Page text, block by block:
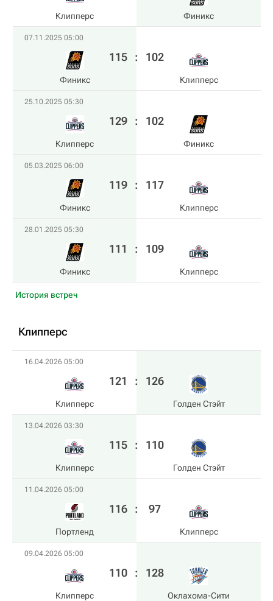
Клипперс Финикс
07.11.2025 05:00
Финикс
115 : 102
Клипперс
25.10.2025 05:30
Клипперс
129 : 102
Финикс
05.03.2025 06:00
Финикс
119 : 117
Клипперс
28.01.2025 05:30
Финикс
111 : 109
Клипперс
История встреч
Клипперс
16.04.2026 05:00
Клипперс
121 : 126
Голден Стэйт
13.04.2026 03:30
Клипперс
115 : 110
Голден Стэйт
11.04.2026 05:00
Портленд
116 : 97
Клипперс
09.04.2026 05:00
Клипперс
110 : 128
Оклахома-Сити